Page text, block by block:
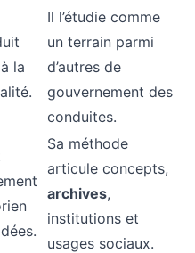
la
Il l’étudie comme
un terrain parmi
d’autres de
gouvernement des
conduites.
Sa méthode
articule concepts,
archives,
institutions et
usages sociaux.